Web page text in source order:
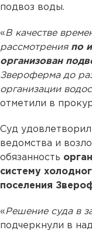
подвоз воды.
«В качестве
рассмотрения по
организован
Звероферма до
организации
отметили в
Суд
ведомства и
обязанность
систему
поселения
«Решение суда в
подчеркнули в